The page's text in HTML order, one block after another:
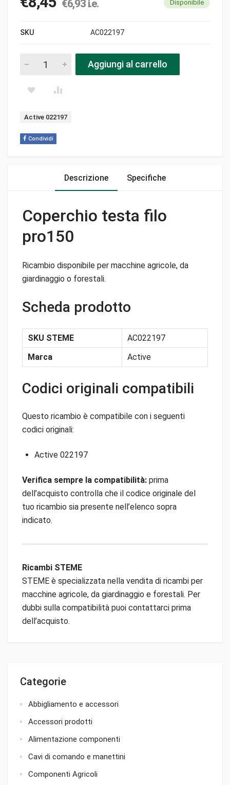
Categorie
Abbigliamento e accessori
Accessori prodotti
Alimentazione componenti
Cavi di comando e manettini
Componenti Agricoli
€6,93i.e. Disponibile
SKU AC022197
Coperchio testa filo pro150 pezzi
Aggiungi al carrello
Tag:
Active 022197
Condividi
Descrizione Specifiche
Coperchio testa filo
pro150
Ricambio disponibile per macchine agricole, da
giardinaggio o forestali.
Scheda prodotto
SKU STEME
AC022197
Marca
Active
Codici originali compatibili
Questo ricambio è compatibile con i seguenti
codici originali:
Active 022197
Verifica sempre la compatibilità: prima
dell’acquisto controlla che il codice originale del
tuo ricambio sia presente nell’elenco sopra
indicato.
Ricambi STEME
STEME è specializzata nella vendita di ricambi per
macchine agricole, da giardinaggio e forestali. Per
dubbi sulla compatibilità puoi contattarci prima
dell’acquisto.